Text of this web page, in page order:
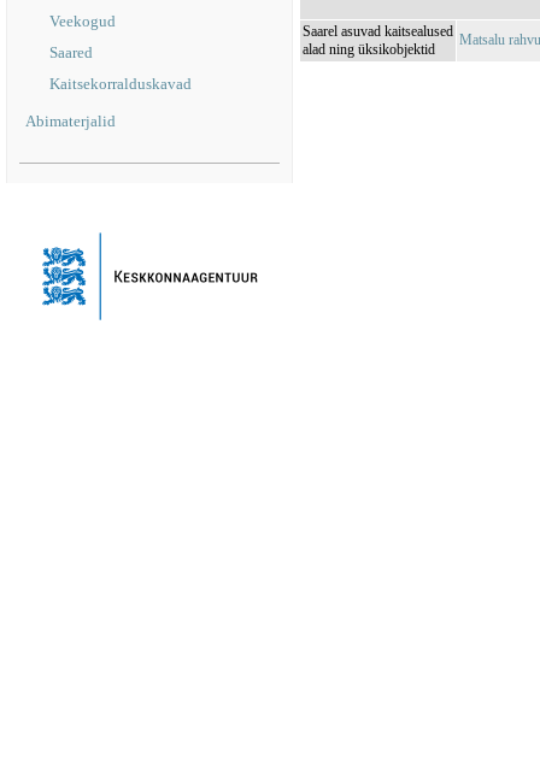
Veekogud
Saared
Kaitsekorralduskavad
Abimaterjalid
Saarel asuvad kaitsealused
alad ning üksikobjektid
Matsalu